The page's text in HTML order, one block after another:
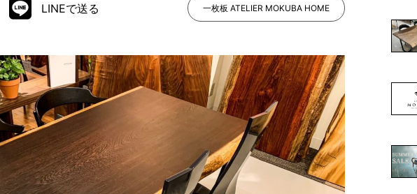
吉祥寺ギャラリー
名古屋ギャラリー
大阪梅田ギャラリー
アウトレット神戸店
大川ギャラリー【本店】
天神ギャラリー
公式オンラインストア
納品事例
納品事例（住宅・インテリア
納品事例（店舗・オフィス）
お客様の声
コーディネート集
INFORMATION
NEWS
LINEで送る 一枚板 ATELIER MOKUBA HOME